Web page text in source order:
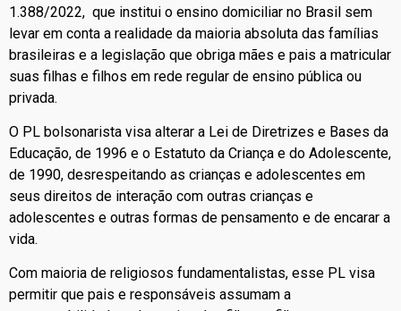
1.388/2022, que institui o ensino domiciliar no Brasil sem
levar em conta a realidade da maioria absoluta das famílias
brasileiras e a legislação que obriga mães e pais a matricular
suas filhas e filhos em rede regular de ensino pública ou
privada.
O PL bolsonarista visa alterar a Lei de Diretrizes e Bases da
Educação, de 1996 e o Estatuto da Criança e do Adolescente,
de 1990, desrespeitando as crianças e adolescentes em
seus direitos de interação com outras crianças e
adolescentes e outras formas de pensamento e de encarar a
vida.
Com maioria de religiosos fundamentalistas, esse PL visa
permitir que pais e responsáveis assumam a